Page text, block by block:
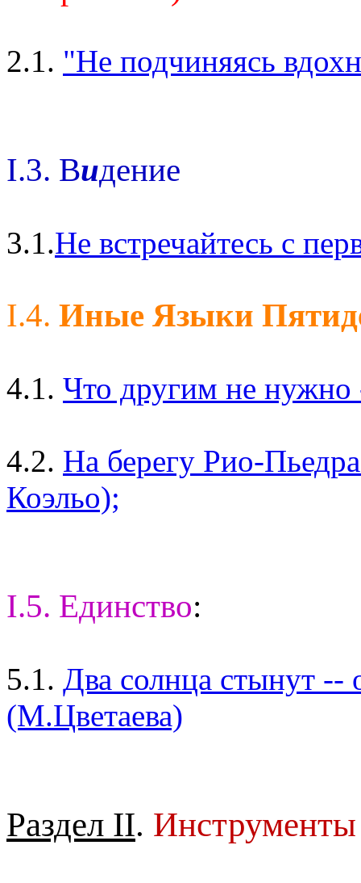
2.1. "Не подчиняясь
I.3. Видение
3.1.Не встречайтесь с
I.4. Иные Языки
4.1. Что другим не
4.2. На берегу Рио-
Коэльо);
I.5. Единство:
5.1. Два солнца стынут
(М.Цветаева)
Раздел II. Инструменты